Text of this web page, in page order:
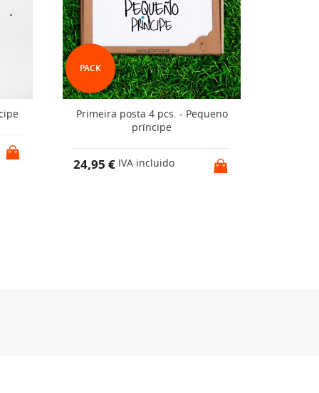
PACK
Primeira posta 4 pcs. - Pequeno
príncipe
24,95 €IVA incluido